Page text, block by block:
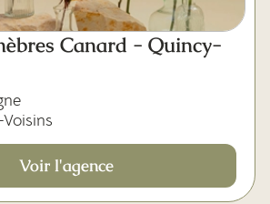
Canard - Quincy-
Voir l'agence